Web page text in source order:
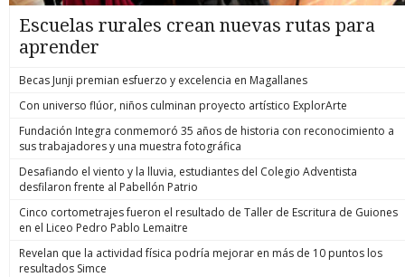
Escuelas rurales crean nuevas rutas para
aprender
Becas Junji premian esfuerzo y excelencia en Magallanes
Con universo flúor, niños culminan proyecto artístico ExplorArte
Fundación Integra conmemoró 35 años de historia con reconocimiento a
sus trabajadores y una muestra fotográfica
Desafiando el viento y la lluvia, estudiantes del Colegio Adventista
desfilaron frente al Pabellón Patrio
Cinco cortometrajes fueron el resultado de Taller de Escritura de Guiones
en el Liceo Pedro Pablo Lemaitre
Revelan que la actividad física podría mejorar en más de 10 puntos los
resultados Simce